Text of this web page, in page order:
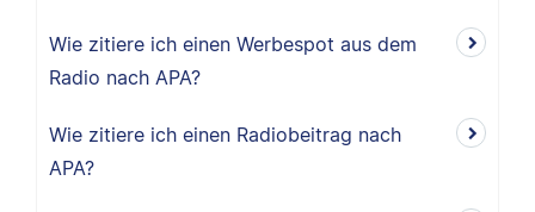
Wie zitiere ich einen Werbespot aus dem
Radio nach APA?
Wie zitiere ich einen Radiobeitrag nach
APA?